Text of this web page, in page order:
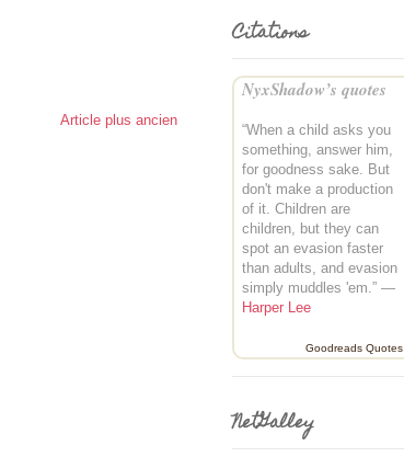
Article plus ancien
Citations
NyxShadow’s quotes
“When a child asks you
something, answer him,
for goodness sake. But
don't make a production
of it. Children are
children, but they can
spot an evasion faster
than adults, and evasion
simply muddles 'em.” —
Harper Lee
Goodreads Quotes
NetGalley